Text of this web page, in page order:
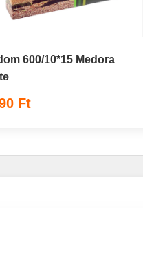
600/10*15 Medora
Ft